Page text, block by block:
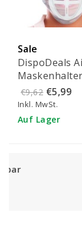
Sale
DispoDeals
Stück)
€9,62 €5,99
Inkl. MwSt.
Auf Lager
Vor